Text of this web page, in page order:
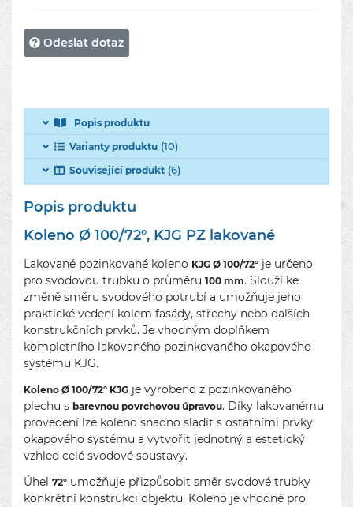
Odeslat dotaz
Popis produktu
Varianty produktu (10)
Související produkt (6)
Popis produktu
Koleno Ø 100/72°, KJG PZ lakované
Lakované pozinkované koleno KJG Ø 100/72° je určeno
pro svodovou trubku o průměru 100 mm. Slouží ke
změně směru svodového potrubí a umožňuje jeho
praktické vedení kolem fasády, střechy nebo dalších
konstrukčních prvků. Je vhodným doplňkem
kompletního lakovaného pozinkovaného okapového
systému KJG.
Koleno Ø 100/72° KJG je vyrobeno z pozinkovaného
plechu s barevnou povrchovou úpravou. Díky lakovanému
provedení lze koleno snadno sladit s ostatními prvky
okapového systému a vytvořit jednotný a estetický
vzhled celé svodové soustavy.
Úhel 72° umožňuje přizpůsobit směr svodové trubky
konkrétní konstrukci objektu. Koleno je vhodné pro